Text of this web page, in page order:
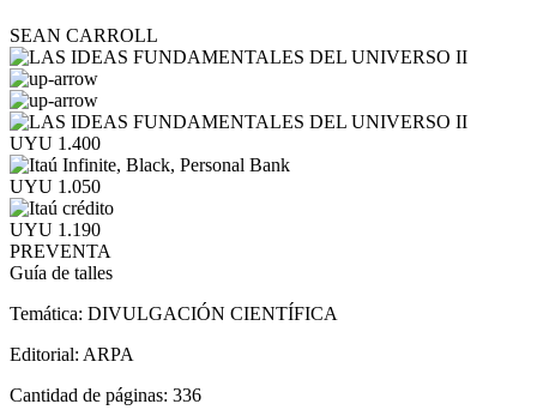
SEAN CARROLL
UYU 1.400
UYU 1.050
UYU 1.190
PREVENTA
Guía de talles
Temática: DIVULGACIÓN CIENTÍFICA
Editorial: ARPA
Cantidad de páginas: 336